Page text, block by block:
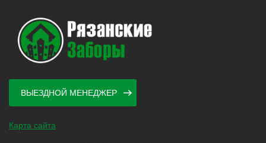
ВЫЕЗДНОЙ МЕНЕДЖЕР
Карта сайта